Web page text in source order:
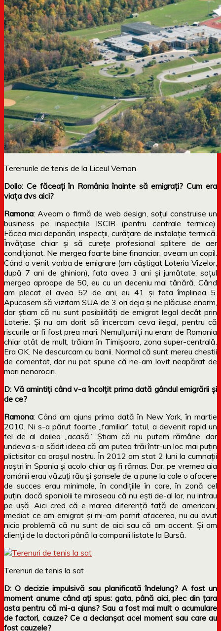
Terenurile de tenis de la Liceul Vernon
Dollo: Ce făceați în România înainte să emigrați? Cum era
viața dvs aici?
Ramona: Aveam o firmă de web design, soțul construise un
business pe inspecțiile ISCIR (pentru centrale termice).
Făcea mici depanări, inspecții, curățare de instalație termică.
Învățase chiar și să curețe profesional splitere de aer
condiționat. Ne mergea foarte bine financiar, aveam un copil.
Când a venit vorba de emigrare (am câștigat Loteria Vizelor,
după 7 ani de ghinion), fata avea 3 ani și jumătate, soțul
mergea aproape de 50, eu cu un deceniu mai tânără. Când
am plecat el avea 52 de ani, eu 41 și fata împlinea 5.
Apucasem să vizitam SUA de 3 ori deja și ne plăcuse enorm,
dar știam că nu sunt posibilități de emigrat legal decât prin
Loterie. Și nu am dorit să încercam ceva ilegal, pentru că
riscurile ar fi fost prea mari. Nemulțumiți nu eram de Romania
chiar atât de mult, trăiam în Timișoara, zona super-centrală.
Era OK. Ne descurcam cu banii. Normal că sunt mereu chestii
de comentat, dar nu pot spune că ne-am lovit neapărat de
mari nenorociri.
D: Vă amintiți când v-a încolțit prima dată gândul emigrării și
de ce?
Ramona: Când am ajuns prima dată în New York, în martie
2010. Ni s-a părut foarte „familiar” totul, a devenit rapid un
fel de al doilea „acasă”. Știam că nu putem rămâne, dar
undeva s-a sădit ideea că am putea trăi într-un loc mai puțin
plictisitor ca orașul nostru. În 2012 am stat 2 luni la cumnații
noștri în Spania și acolo chiar aș fi rămas. Dar, pe vremea aia
românii erau văzuți rău și șansele de a pune la cale o afacere
de succes erau minimale, în condițiile în care, în zonă cel
puțin, dacă spaniolii te miroseau că nu ești de-al lor, nu intrau
pe ușă. Aici cred că e marea diferență față de americani,
imediat ce am emigrat și mi-am pornit afacerea, nu au avut
nicio problemă că nu sunt de aici sau că am accent. Și am
clienți de la doctori până la companii listate la Bursă.
Terenuri de tenis la sat
D: O decizie impulsivă sau planificată îndelung? A fost un
moment anume când ați spus: gata, până aici, plec din țara
asta pentru că mi-a ajuns? Sau a fost mai mult o acumulare
de factori, cauze? Ce a declanșat acel moment sau care au
fost cauzele?